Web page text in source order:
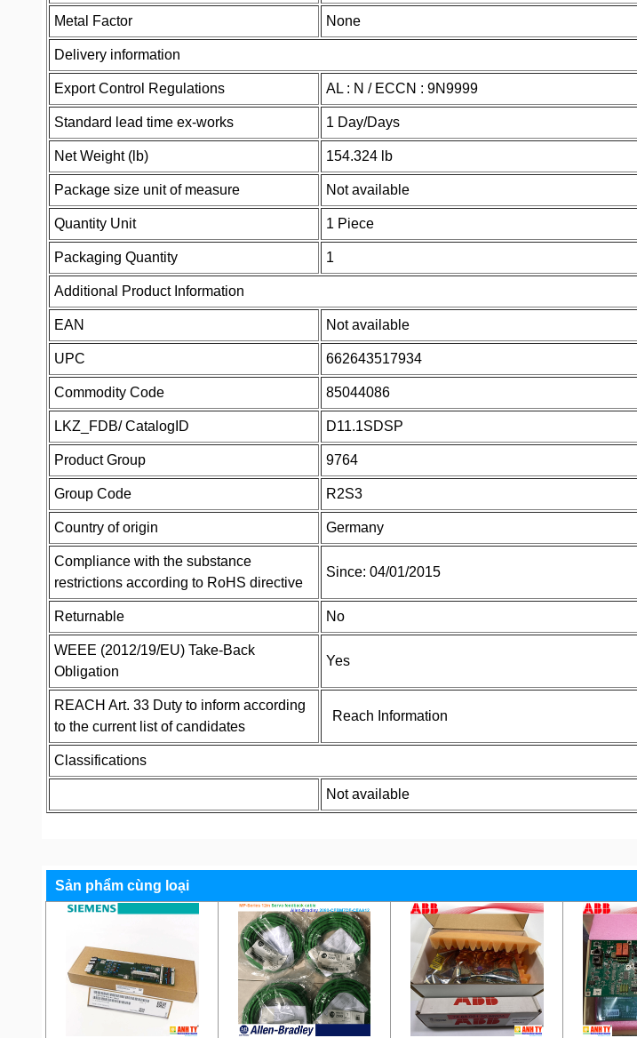
Metal Factor None
Delivery information
Export Control Regulations AL : N / ECCN : 9N9999
Standard lead time ex-works 1 Day/Days
Net Weight (lb) 154.324 lb
Package size unit of measure Not available
Quantity Unit 1 Piece
Packaging Quantity 1
Additional Product Information
EAN Not available
UPC 662643517934
Commodity Code 85044086
LKZ_FDB/ CatalogID D11.1SDSP
Product Group 9764
Group Code R2S3
Country of origin Germany
Compliance with the substance
restrictions according to RoHS directive
Since: 04/01/2015
Returnable No
WEEE (2012/19/EU) Take-Back
Obligation
Yes
REACH Art. 33 Duty to inform according
to the current list of candidates
Reach Information
Classifications
Not available
Sản phẩm cùng loại